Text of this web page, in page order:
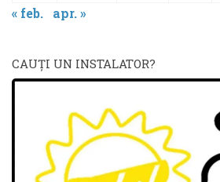
« feb.
apr. »
CAUŢI UN INSTALATOR?